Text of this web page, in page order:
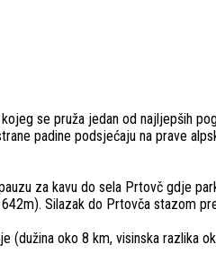
se pruža jedan od najljepših
padine podsjećaju na prave
za kavu do sela Prtovč gdje
Silazak do Prtovča stazom
oko 8 km, visinska razlika